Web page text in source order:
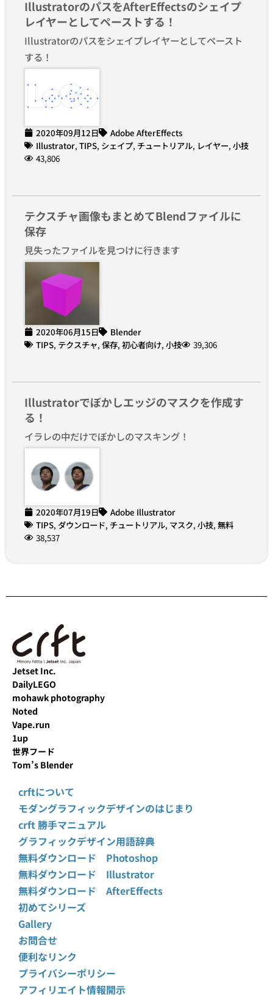
IllustratorのパスをAfterEffectsのシェイプ
レイヤーとしてペーストする！
Illustratorのパスをシェイプレイヤーとしてペースト
する！
2020年09月12日
Adobe AfterEffects
Illustrator, TIPS, シェイプ, チュートリアル, レイヤー, 小技
43,806
テクスチャ画像もまとめてBlendファイルに
保存
見失ったファイルを見つけに行きます
2020年06月15日
Blender
TIPS, テクスチャ, 保存, 初心者向け, 小技 39,306
Illustratorでぼかしエッジのマスクを作成す
る！
イラレの中だけでぼかしのマスキング！
2020年07月19日
Adobe Illustrator
TIPS, ダウンロード, チュートリアル, マスク, 小技, 無料
38,537
Jetset Inc.
DailyLEGO
mohawk photography
Noted
Vape.run
1up
世界フード
Tom’s Blender
crftについて
モダングラフィックデザインのはじまり
crft 勝手マニュアル
グラフィックデザイン用語辞典
無料ダウンロード Photoshop
無料ダウンロード Illustrator
無料ダウンロード AfterEffects
初めてシリーズ
Gallery
お問合せ
便利なリンク
プライバシーポリシー
アフィリエイト情報開示